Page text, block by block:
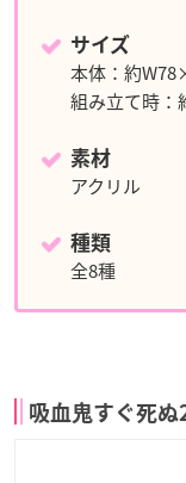
サイズ
本体：約
組み立て時
素材
アクリル
種類
全8種
吸血鬼すぐ死